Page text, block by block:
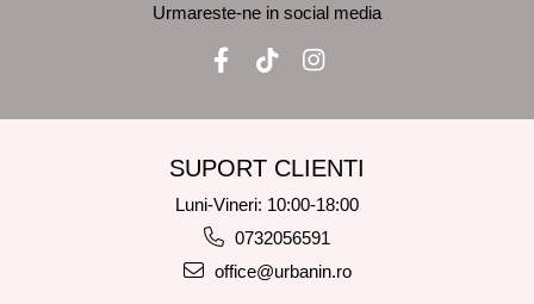
Urmareste-ne in social media
SUPORT CLIENTI
Luni-Vineri: 10:00-18:00
0732056591
office@urbanin.ro